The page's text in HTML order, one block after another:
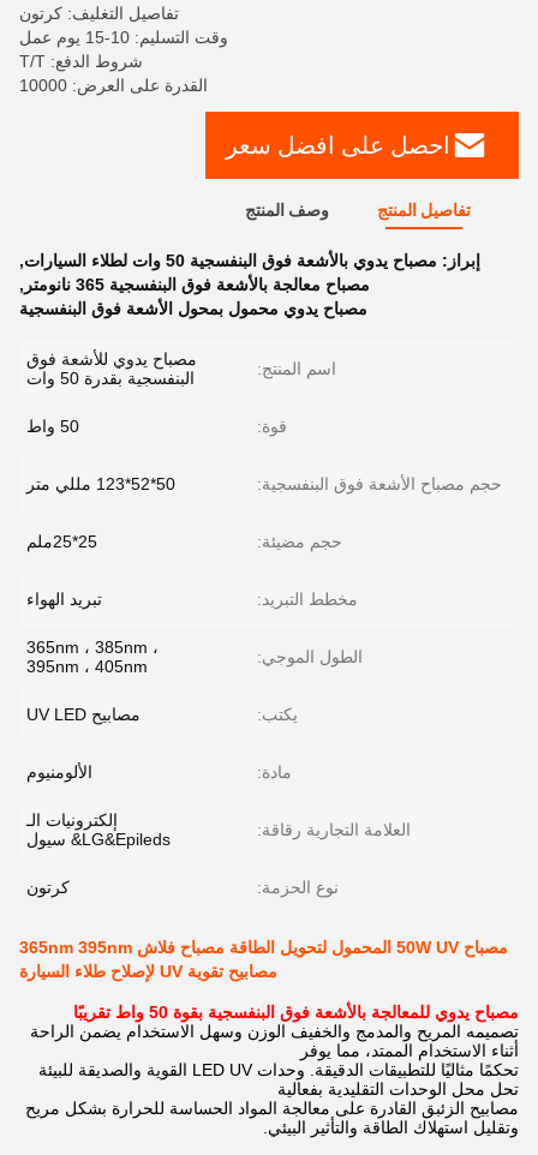
تفاصيل التغليف: كرتون
وقت التسليم: 10-15 يوم عمل
شروط الدفع: T/T
القدرة على العرض: 10000
احصل على افضل سعر
تفاصيل المنتج وصف المنتج
إبراز: مصباح يدوي بالأشعة فوق البنفسجية 50 وات لطلاء السيارات
,
مصباح معالجة بالأشعة فوق البنفسجية 365 نانومتر
,
مصباح يدوي محمول بمحول الأشعة فوق البنفسجية
اسم المنتج:
مصباح يدوي للأشعة فوق
البنفسجية بقدرة 50 وات
قوة: 50 واط
حجم مصباح الأشعة فوق البنفسجية: 50*52*123 مللي متر
حجم مضيئة: 25*25ملم
مخطط التبريد: تبريد الهواء
الطول الموجي:
365nm ، 385nm ،
395nm ، 405nm
يكتب: مصابيح UV LED
مادة: الألومنيوم
العلامة التجارية رقاقة:
إلكترونيات الـ
LG&Epileds& سيول
نوع الحزمة: كرتون
مصباح 50W UV المحمول لتحويل الطاقة مصباح فلاش 365nm 395nm
مصابيح تقوية UV لإصلاح طلاء السيارة
مصباح يدوي للمعالجة بالأشعة فوق البنفسجية بقوة 50 واط تقريبًا
تصميمه المريح والمدمج والخفيف الوزن وسهل الاستخدام يضمن الراحة
أثناء الاستخدام الممتد، مما يوفر
تحكمًا مثاليًا للتطبيقات الدقيقة. وحدات LED UV القوية والصديقة للبيئة
تحل محل الوحدات التقليدية بفعالية
مصابيح الزئبق القادرة على معالجة المواد الحساسة للحرارة بشكل مريح
وتقليل استهلاك الطاقة والتأثير البيئي.